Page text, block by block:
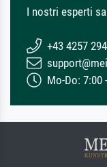
I nostri esperti
+43 4257
Mo-Do: 7:00